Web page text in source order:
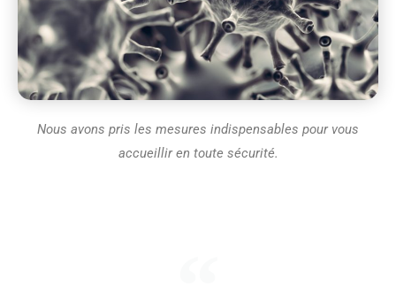
Nous avons pris les mesures indispensables pour vous
accueillir en toute sécurité.